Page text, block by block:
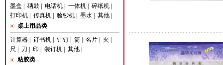
墨盒
硒鼓| 电话机| 一体机| 碎纸机|
打印机| 传真机| 验钞机| 墨水| 其他|
桌上用品类
计算器| 订书机| 针钉| 筒| 名片| 夹
尺
刀 印 装订机| 其他|
粘胶类